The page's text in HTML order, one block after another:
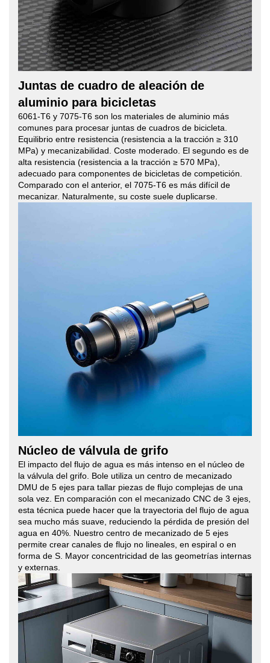
Juntas de cuadro de aleación de
aluminio para bicicletas
6061-T6 y 7075-T6 son los materiales de aluminio más
comunes para procesar juntas de cuadros de bicicleta.
Equilibrio entre resistencia (resistencia a la tracción ≥ 310
MPa) y mecanizabilidad. Coste moderado. El segundo es de
alta resistencia (resistencia a la tracción ≥ 570 MPa),
adecuado para componentes de bicicletas de competición.
Comparado con el anterior, el 7075-T6 es más difícil de
mecanizar. Naturalmente, su coste suele duplicarse.
Núcleo de válvula de grifo
El impacto del flujo de agua es más intenso en el núcleo de
la válvula del grifo. Bole utiliza un centro de mecanizado
DMU de 5 ejes para tallar piezas de flujo complejas de una
sola vez. En comparación con el mecanizado CNC de 3 ejes,
esta técnica puede hacer que la trayectoria del flujo de agua
sea mucho más suave, reduciendo la pérdida de presión del
agua en 40%. Nuestro centro de mecanizado de 5 ejes
permite crear canales de flujo no lineales, en espiral o en
forma de S. Mayor concentricidad de las geometrías internas
y externas.